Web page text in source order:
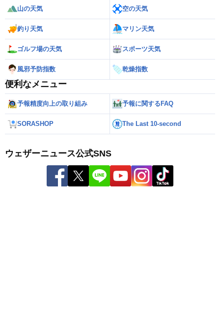
山の天気 空の天気
釣り天気 マリン天気
ゴルフ場の天気 スポーツ天気
風邪予防指数 乾燥指数
便利なメニュー
予報精度向上の取り組み 予報に関するFAQ
SORASHOP The Last 10-second
ウェザーニュース公式SNS